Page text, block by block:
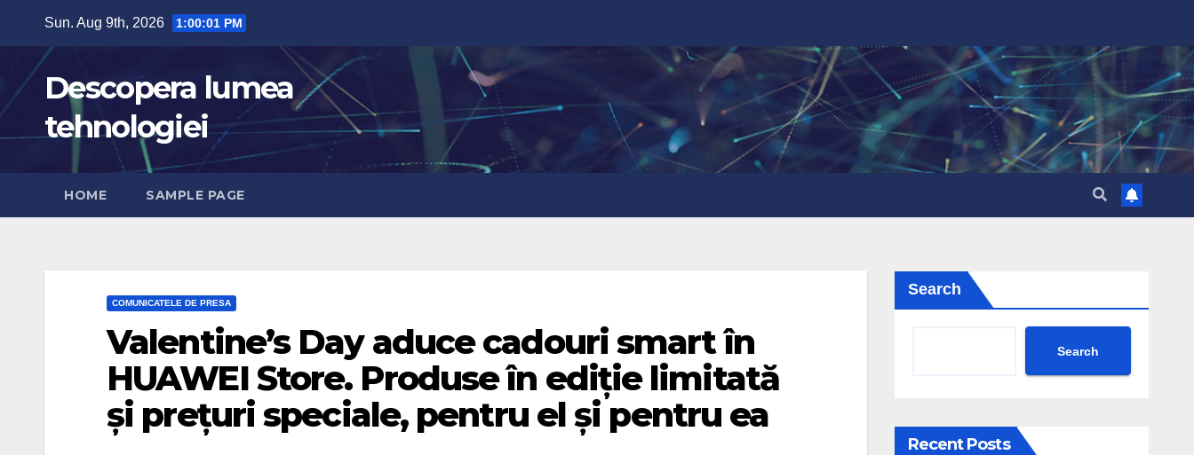
content
Sun. Aug 9th, 2026 1:00:02 PM
Descopera lumea
tehnologiei
HOME SAMPLE PAGE
COMUNICATELE DE PRESA
Valentine’s Day aduce cadouri smart în
HUAWEI Store. Produse în ediție limitată
și prețuri speciale, pentru el și pentru ea
Search
Search
Recent Posts